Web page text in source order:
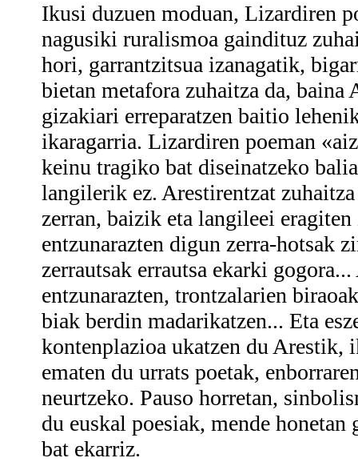
Ikusi duzuen moduan, Lizardiren
nagusiki ruralismoa gaindituz
hori, garrantzitsua izanagatik,
bietan metafora zuhaitza da, baina
gizakiari erreparatzen baitio
ikaragarria. Lizardiren poeman
keinu tragiko bat diseinatzeko
langilerik ez. Arestirentzat
zerran, baizik eta langileei
entzunarazten digun zerra-hotsak
zerrautsak errautsa ekarki
entzunarazten, trontzalarien
biak berdin madarikatzen... Eta
kontenplazioa ukatzen du Arestik,
ematen du urrats poetak,
neurtzeko. Pauso horretan,
du euskal poesiak, mende
bat ekarriz.